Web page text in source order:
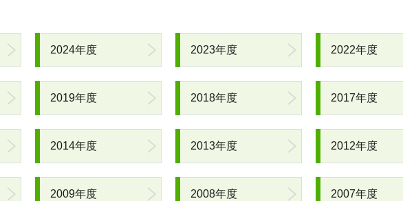
2024年度 2023年度 2022年度
2019年度 2018年度 2017年度
2014年度 2013年度 2012年度
2009年度 2008年度 2007年度